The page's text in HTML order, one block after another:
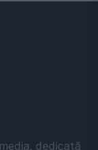
dedicată